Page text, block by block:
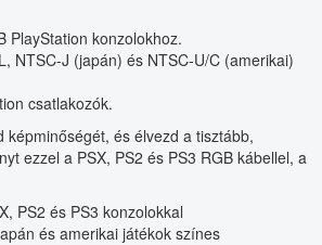
PlayStation konzolokhoz.
NTSC-J (japán) és NTSC-U/C (amerikai)
csatlakozók.
képminőségét, és élvezd a tisztább,
ezzel a PSX, PS2 és PS3 RGB kábellel, a
PS2 és PS3 konzolokkal
és amerikai játékok színes